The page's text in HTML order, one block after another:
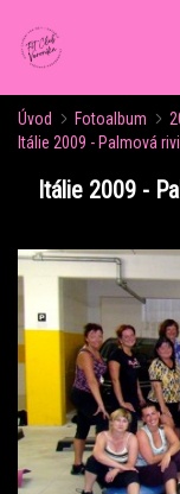
ÚVOD
ROZVRH CVIČENÍ
KALENDÁŘ AKCÍ
FORMY CVIČENÍ
Úvod Fotoalbum
Itálie 2009 - Palmová
Itálie 2009 -